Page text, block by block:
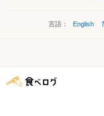
言語： English